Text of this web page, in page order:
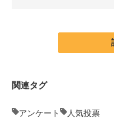
関連タグ
アンケート 人気投票